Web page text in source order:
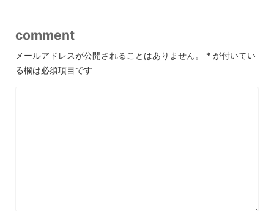
comment
メールアドレスが公開されることはありません。 * が付いてい
る欄は必須項目です